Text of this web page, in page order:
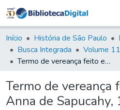
&
Tudo na
Início História de São Paulo
Busca Integrada
Termo de vereança feito em Santa Anna de Sapucahy, 1847
Termo de vereança
Anna de Sapucahy,